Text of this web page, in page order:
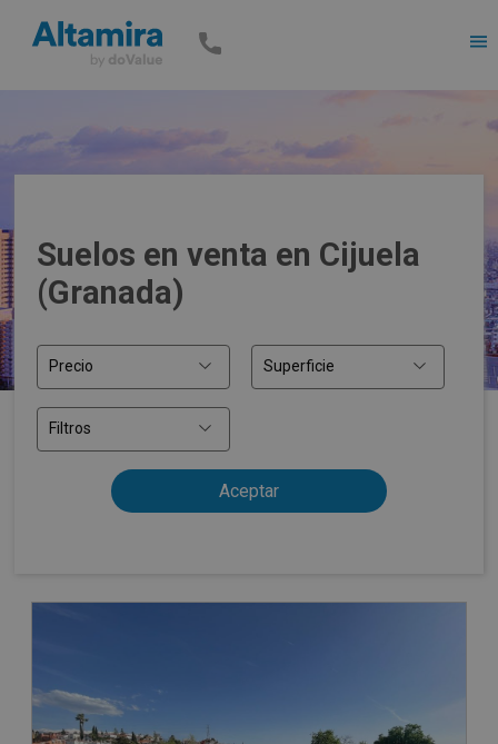
Suelos en venta en Cijuela
(Granada)
Precio Superficie
Filtros